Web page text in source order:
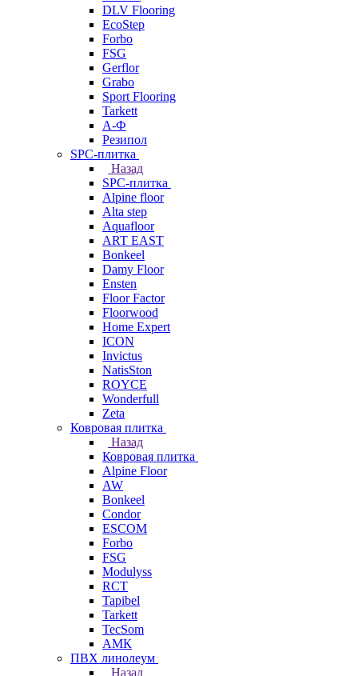
DLV Flooring
EcoStep
Forbo
FSG
Gerflor
Grabo
Sport Flooring
Tarkett
А-Ф
Резипол
SPC-плитка
Назад
SPC-плитка
Alpine floor
Alta step
Aquafloor
ART EAST
Bonkeel
Damy Floor
Ensten
Floor Factor
Floorwood
Home Expert
ICON
Invictus
NatisSton
ROYCE
Wonderfull
Zeta
Ковровая плитка
Назад
Ковровая плитка
Alpine Floor
AW
Bonkeel
Condor
ESCOM
Forbo
FSG
Modulyss
RCT
Tapibel
Tarkett
TecSom
АМК
ПВХ линолеум
Назад